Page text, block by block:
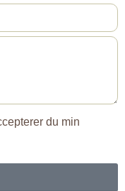
du min